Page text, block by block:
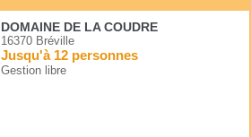
DOMAINE DE LA COUDRE
16370 Bréville
Jusqu'à 12 personnes
Gestion libre